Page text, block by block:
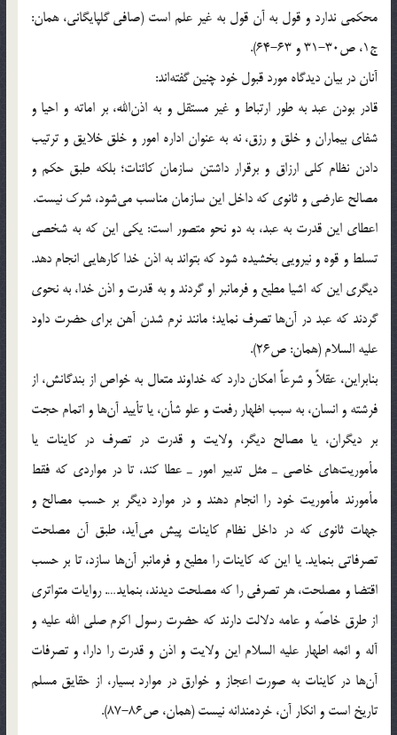
محكمي ندارد و قول به آن قول به غير علم است (صافي گلپايگاني، همان:
ج1، ص30-31 و 63-64).
آنان در بيان ديدگاه مورد قبول خود چنين گفته‌اند:
قادر بودن عبد به طور ارتباط و غير مستقل و به اذن‌الله، بر اماته و احيا و
شفاي بيماران و خلق و رزق، نه به عنوان اداره امور و خلق خلايق و ترتيب
دادن نظام كلي ارزاق و برقرار داشتن سازمان كائنات؛ بلكه طبق حكم و
مصالح عارضي و ثانوي كه داخل اين سازمان مناسب مي‌شود، شرك نيست.
اعطاي اين قدرت به عبد، به دو نحو متصور است: يكي اين كه به شخصي
تسلط و قوه و نيرويي بخشيده شود كه بتواند به اذن خدا كارهايي انجام دهد.
ديگري اين كه اشيا مطيع و فرمانبر او گردند و به قدرت و اذن خدا، به نحوي
گردند كه عبد در آن‌ها تصرف نمايد؛ مانند نرم شدن آهن براي حضرت داود
عليه السلام (همان: ص26).
بنابراين، عقلاً و شرعاً امكان دارد كه خداوند متعال به خواص از بندگانش، از
فرشته و انسان، به سبب اظهار رفعت و علو شأن، يا تأييد آن‌ها و اتمام حجت
بر ديگران، يا مصالح ديگر، ولايت و قدرت در تصرف در كاينات يا
مأموريت‌هاي خاصي ـ مثل تدبير امور ـ عطا كند، تا در مواردي كه فقط
مأمورند مأموريت خود را انجام دهند و در موارد ديگر بر حسب مصالح و
جهات ثانوي كه در داخل نظام كاينات پيش مي‌آيد، طبق آن مصلحت
تصرفاتي بنمايد. يا اين كه كاينات را مطيع و فرمانبر آن‌ها سازد، تا بر حسب
اقتضا و مصلحت، هر تصرفي را كه مصلحت ديدند، بنمايد…. روايات متواتري
از طرق خاصّه و عامه دلالت دارند كه حضرت رسول اكرم صلي الله عليه و
آله و ائمه اطهار عليه السلام اين ولايت و اذن و قدرت را دارا، و تصرفات
آن‌ها در كاينات به صورت اعجاز و خوارق در موارد بسيار، از حقايق مسلم
تاريخ است و انكار آن، خردمندانه نيست (همان، ص86-87).